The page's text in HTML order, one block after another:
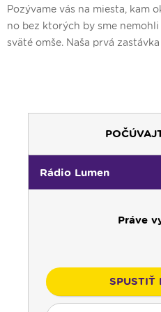
Pozývame vás na miesta, kam
no bez ktorých by sme
sväté omše. Naša prvá
Rádio Lumen
Práve
SPUSTIŤ